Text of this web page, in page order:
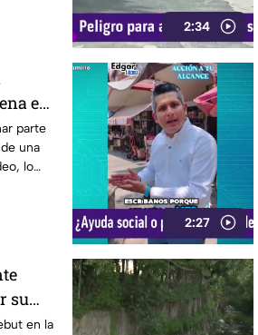
2:34
en
parte
una
lo
2:27
su
en la